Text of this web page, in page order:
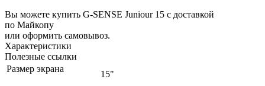
Вы можете купить G-SENSE Juniour 15 с доставкой
по Майкопу
или оформить самовывоз.
Характеристики
Полезные ссылки
Размер экрана
15"